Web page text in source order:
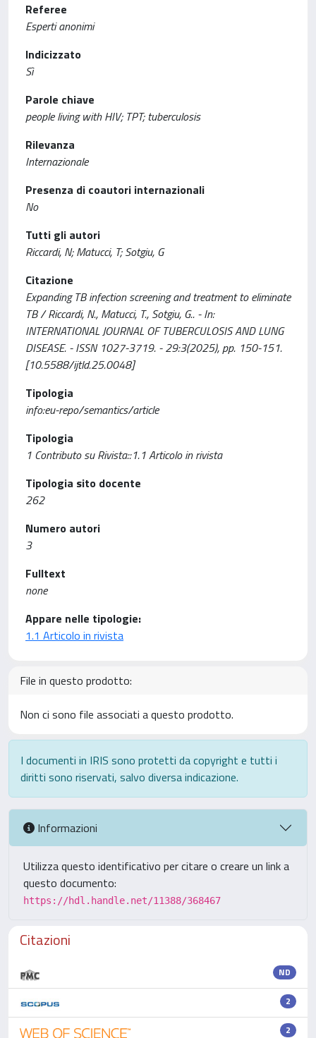
Referee
Esperti anonimi
Indicizzato
Sì
Parole chiave
people living with HIV; TPT; tuberculosis
Rilevanza
Internazionale
Presenza di coautori internazionali
No
Tutti gli autori
Riccardi, N; Matucci, T; Sotgiu, G
Citazione
Expanding TB infection screening and treatment to eliminate
TB / Riccardi, N., Matucci, T., Sotgiu, G.. - In:
INTERNATIONAL JOURNAL OF TUBERCULOSIS AND LUNG
DISEASE. - ISSN 1027-3719. - 29:3(2025), pp. 150-151.
[10.5588/ijtld.25.0048]
Tipologia
info:eu-repo/semantics/article
Tipologia
1 Contributo su Rivista::1.1 Articolo in rivista
Tipologia sito docente
262
Numero autori
3
Fulltext
none
Appare nelle tipologie:
1.1 Articolo in rivista
File in questo prodotto:
Non ci sono file associati a questo prodotto.
I documenti in IRIS sono protetti da copyright e tutti i
diritti sono riservati, salvo diversa indicazione.
Informazioni
Utilizza questo identificativo per citare o creare un link a
questo documento:
https://hdl.handle.net/11388/368467
Citazioni
ND
2
2